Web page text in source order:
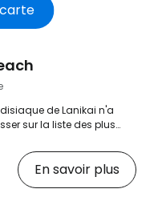
de Lanikai n'a
sur la liste des plus
de sable fin et
près de la ville tranquille
une vue spectaculaire
En savoir plus
courrier